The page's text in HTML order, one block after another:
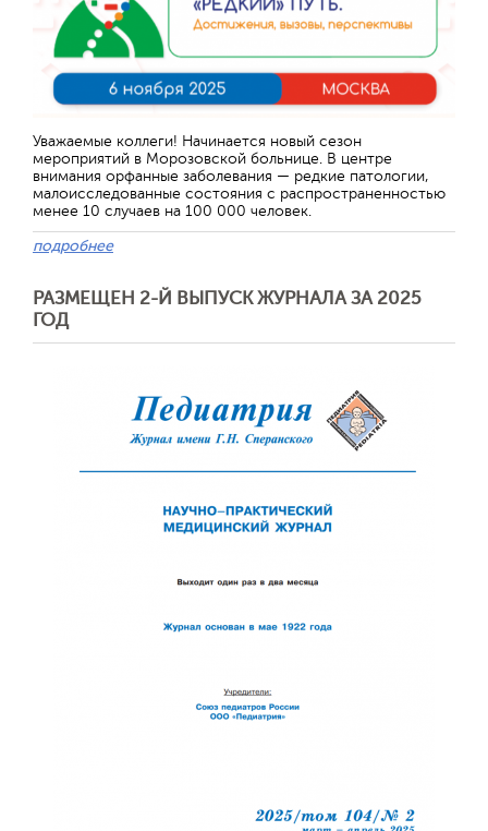
Уважаемые коллеги! Начинается новый сезон
мероприятий в Морозовской больнице. В центре
внимания орфанные заболевания — редкие патологии,
малоисследованные состояния с распространенностью
менее 10 случаев на 100 000 человек.
подробнее
РАЗМЕЩЕН 2-Й ВЫПУСК ЖУРНАЛА ЗА 2025
ГОД